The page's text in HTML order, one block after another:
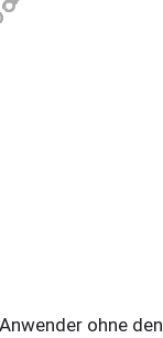
ohne den